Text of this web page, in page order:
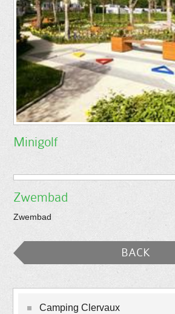
Minigolf
Zwembad
Zwembad
BACK
Camping Clervaux